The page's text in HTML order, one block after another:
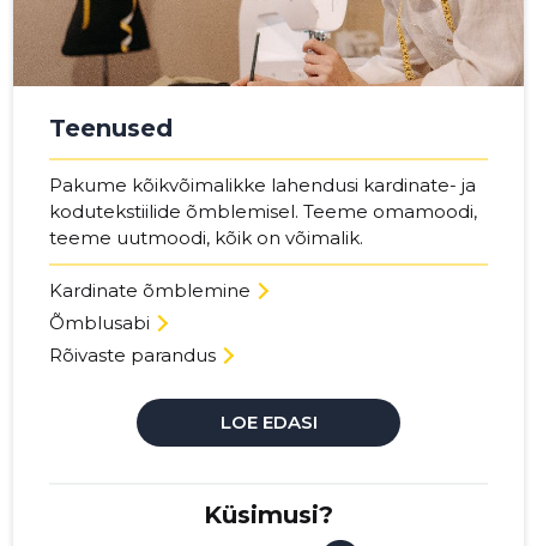
Allikas:google.com
Teenused
Pakume kõikvõimalikke lahendusi kardinate- ja
kodutekstiilide õmblemisel. Teeme omamoodi,
teeme uutmoodi, kõik on võimalik.
Kardinate õmblemine
Õmblusabi
Rõivaste parandus
LOE EDASI
Küsimusi?